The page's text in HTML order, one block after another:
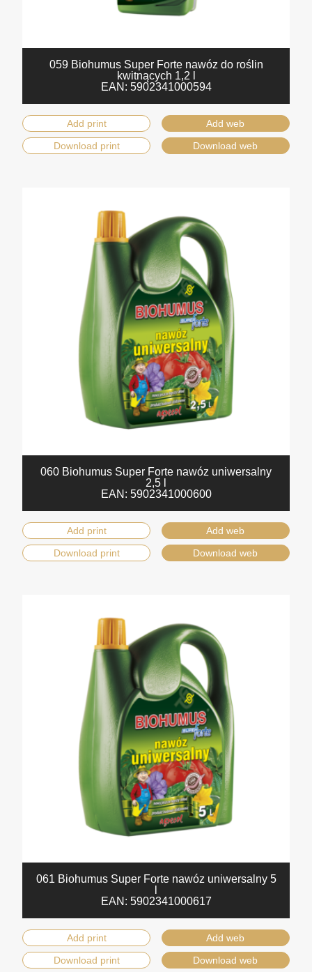
059 Biohumus Super Forte nawóz do roślin
kwitnących 1,2 l
EAN: 5902341000594
Add print
Add web
Download print
Download web
060 Biohumus Super Forte nawóz uniwersalny
2,5 l
EAN: 5902341000600
Add print
Add web
Download print
Download web
061 Biohumus Super Forte nawóz uniwersalny 5
EAN: 5902341000617
Add print
Add web
Download print
Download web